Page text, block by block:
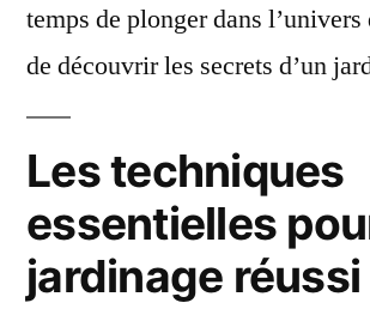
temps de plonger dans
de découvrir les secrets d’un
Les techniques
essentielles
jardinage réussi